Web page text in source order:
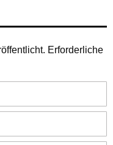
Erforderliche